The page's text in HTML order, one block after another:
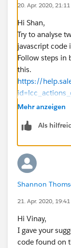
20. Apr. 2020, 21:11
Hi Shan,
Try to analyse
javascript code
Follow steps in
this.
https://
https://
Hope above
in the future.
Thanks,
Vinay Kumar
Mehr anzeigen
Als
Shannon
21. Apr. 2020, 19:41
Hi Vinay,
I gave your
code found on